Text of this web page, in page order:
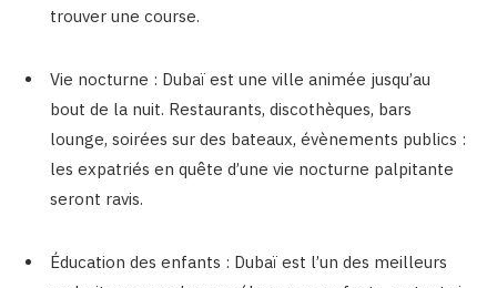
trouver une course.
Vie nocturne : Dubaï est une ville animée jusqu’au
bout de la nuit. Restaurants, discothèques, bars
lounge, soirées sur des bateaux, évènements publics :
les expatriés en quête d’une vie nocturne palpitante
seront ravis.
Éducation des enfants : Dubaï est l’un des meilleurs